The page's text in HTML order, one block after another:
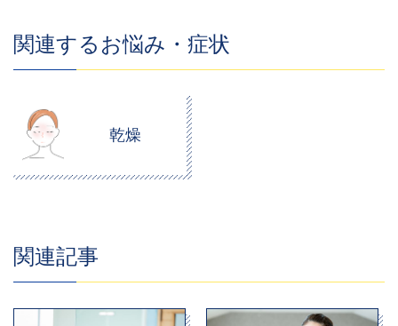
関連するお悩み・症状
乾燥
関連記事